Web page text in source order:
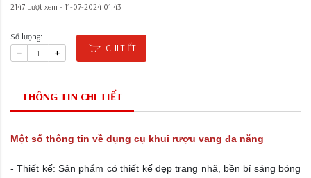
2147 Lượt xem - 11-07-2024 01:43
Số lượng:
CHI TIẾT
THÔNG TIN CHI TIẾT
Một số thông tin về dụng cụ khui rượu vang đa năng
- Thiết kế: Sản phẩm có thiết kế đẹp trang nhã, bền bỉ sáng bóng